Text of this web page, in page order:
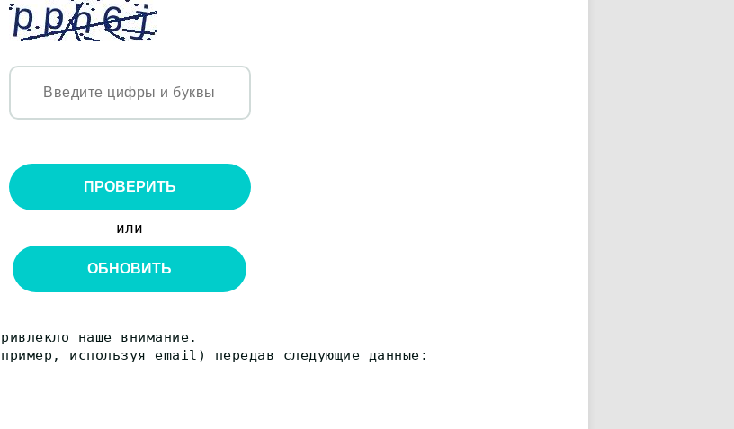
ПРОВЕРИТЬ
или
ОБНОВИТЬ
наше внимание.
используя email) передав следующие данные: